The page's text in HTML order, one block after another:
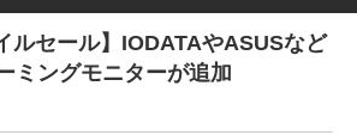
ルセール】IODATAやASUSなど
ミングモニターが追加